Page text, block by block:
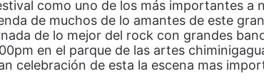
como uno de los más importantes a
de muchos de lo amantes de este
de lo mejor del rock con grandes
en el parque de las artes
celebración de esta la escena mas